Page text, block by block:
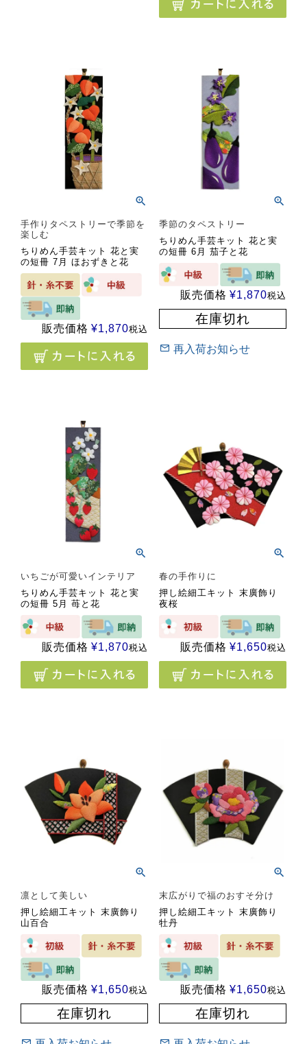
手作りタペストリーで季節を
楽しむ
ちりめん手芸キット 花と実
の短冊 7月 ほおずきと花
販売価格 ¥1,870税込
季節のタペストリー
ちりめん手芸キット 花と実
の短冊 6月 茄子と花
販売価格 ¥1,870税込
在庫切れ
再入荷お知らせ
いちごが可愛いインテリア
ちりめん手芸キット 花と実
の短冊 5月 苺と花
販売価格 ¥1,870税込
春の手作りに
押し絵細工キット 末廣飾り
夜桜
販売価格 ¥1,650税込
凛として美しい
押し絵細工キット 末廣飾り
山百合
販売価格 ¥1,650税込
在庫切れ
末広がりで福のおすそ分け
押し絵細工キット 末廣飾り
牡丹
販売価格 ¥1,650税込
在庫切れ